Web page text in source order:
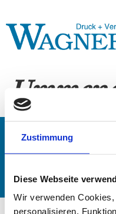
Zustimmung
Diese Webseite
Wir verwenden
personalisieren,
Impressum
Copyright @